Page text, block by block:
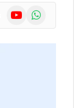
YouTubeWhatsApp